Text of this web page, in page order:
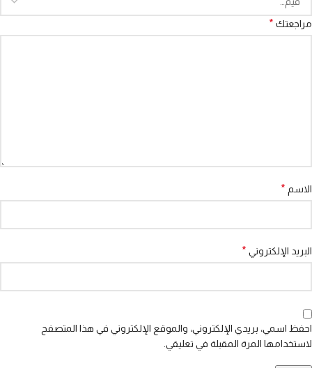
مراجعتك *
الاسم *
البريد الإلكتروني *
احفظ اسمي، بريدي الإلكتروني، والموقع الإلكتروني في هذا المتصفح
لاستخدامها المرة المقبلة في تعليقي.